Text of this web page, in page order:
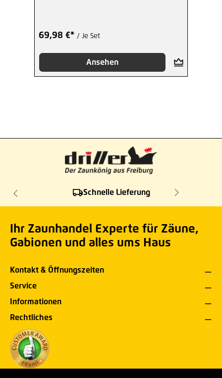
69,98 €* / Je Set
Ansehen
Schnelle Lieferung
Ihr Zaunhandel Experte für Zäune,
Gabionen und alles ums Haus
Kontakt & Öffnungszeiten
Service
Informationen
Rechtliches